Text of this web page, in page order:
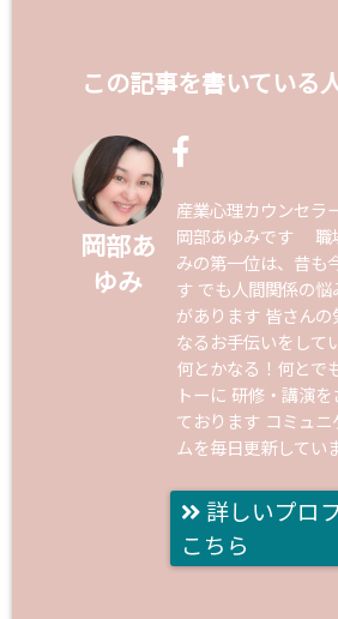
この記事を書いている
岡部あ
ゆみ
産業心理カウンセラ
岡部あゆみです 職
みの第一位は、昔も
す でも人間関係の悩
があります 皆さんの
なるお手伝いをして
何とかなる！何とで
トーに 研修・講演
ております コミュニ
ムを毎日更新してい
詳しいプロ
こちら